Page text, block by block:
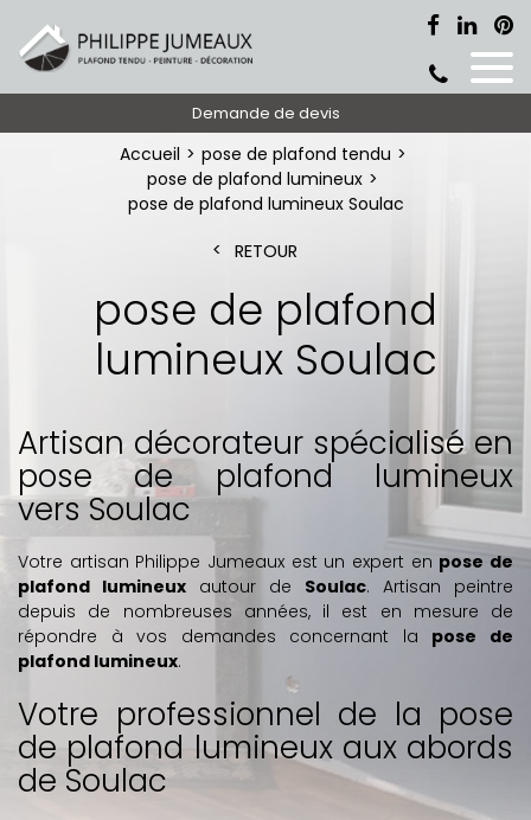
Demande de devis
Accueil
pose de plafond tendu
pose de plafond lumineux
pose de plafond lumineux Soulac
RETOUR
pose de plafond
lumineux Soulac
Artisan décorateur spécialisé en
pose de plafond lumineux
vers Soulac
Votre artisan Philippe Jumeaux est un expert en pose de
plafond lumineux autour de Soulac. Artisan peintre
depuis de nombreuses années, il est en mesure de
répondre à vos demandes concernant la pose de
plafond lumineux.
Votre professionnel de la pose
de plafond lumineux aux abords
de Soulac